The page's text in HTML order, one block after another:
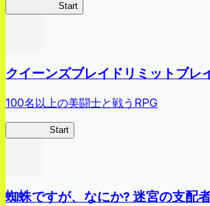
Start
クイーンズブレイドリミットブレ
100名以上の美闘士と戦うRPG
Start
蜘蛛ですが、なにか? 迷宮の支配